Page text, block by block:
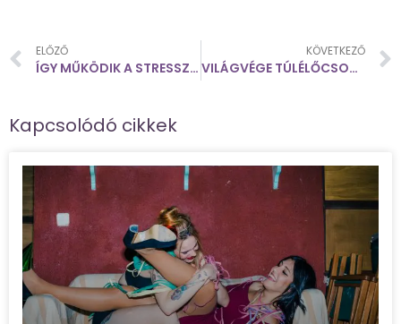
ELŐZŐ
ÍGY MŰKÖDIK A STRESSZREAKCIÓ
KÖVETKEZŐ
VILÁGVÉGE TÚLÉLŐCSOMAG: 7+1 HASZNOS KÜTYÜ
Kapcsolódó cikkek